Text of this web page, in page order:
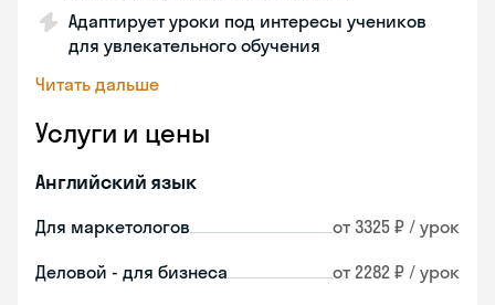
Адаптирует уроки под интересы учеников
для увлекательного обучения
Читать дальше
Услуги и цены
Английский язык
Для маркетологов от 3325 ₽ / урок
Деловой - для бизнеса от 2282 ₽ / урок